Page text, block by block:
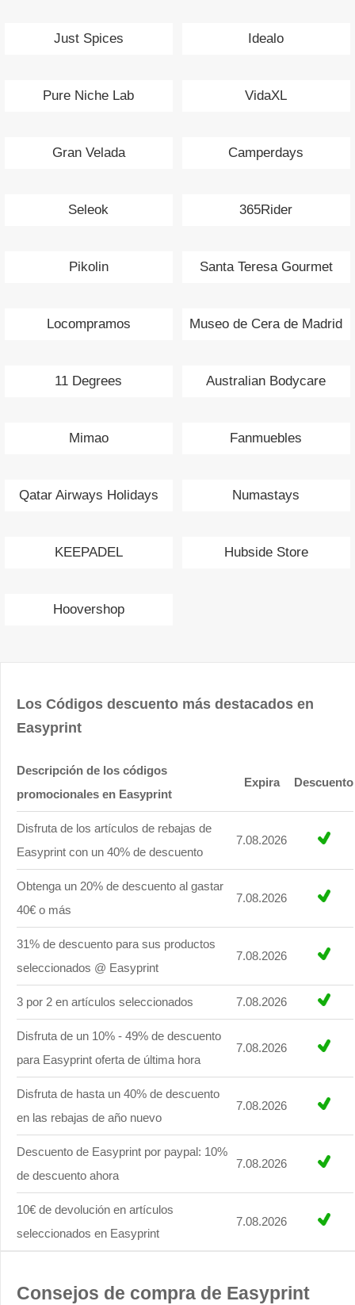
Just Spices Idealo
Pure Niche Lab VidaXL
Gran Velada Camperdays
Seleok 365Rider
Pikolin Santa Teresa Gourmet
Locompramos Museo de Cera de Madrid
11 Degrees Australian Bodycare
Mimao Fanmuebles
Qatar Airways Holidays Numastays
KEEPADEL Hubside Store
Hoovershop
Los Códigos descuento más destacados en
Easyprint
Descripción de los códigos
promocionales en Easyprint
Expira Descuento
Disfruta de los artículos de rebajas de
Easyprint con un 40% de descuento
7.08.2026
Obtenga un 20% de descuento al gastar
40€ o más
7.08.2026
31% de descuento para sus productos
seleccionados @ Easyprint
7.08.2026
3 por 2 en artículos seleccionados 7.08.2026
Disfruta de un 10% - 49% de descuento
para Easyprint oferta de última hora
7.08.2026
Disfruta de hasta un 40% de descuento
en las rebajas de año nuevo
7.08.2026
Descuento de Easyprint por paypal: 10%
de descuento ahora
7.08.2026
10€ de devolución en artículos
seleccionados en Easyprint
7.08.2026
Consejos de compra de Easyprint